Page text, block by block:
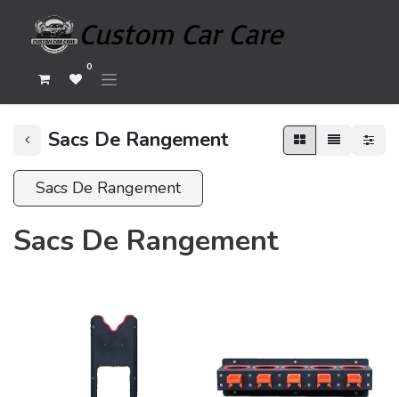
0
Sacs De Rangement
Sacs De Rangement
Sacs De Rangement